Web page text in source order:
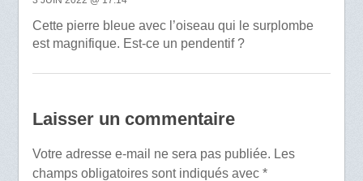
Cette pierre bleue avec l’oiseau qui le surplombe
est magnifique. Est-ce un pendentif ?
Laisser un commentaire
Votre adresse e-mail ne sera pas publiée. Les
champs obligatoires sont indiqués avec *